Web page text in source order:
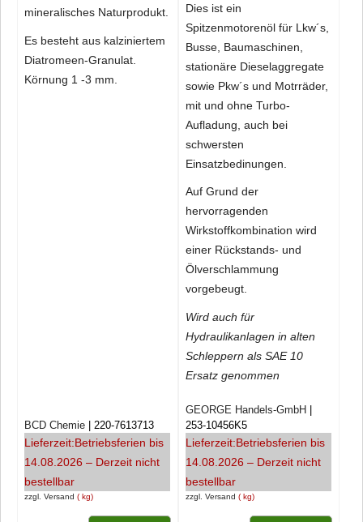
mineralisches Naturprodukt.
Es besteht aus kalziniertem
Diatromeen-Granulat.
Körnung 1 -3 mm.
zzgl. Versand kg
BCD Chemie 220-7613713
Lieferzeit:Betriebsferien bis
14.08.2026 – Derzeit nicht
bestellbar
Dies ist ein
Spitzenmotorenöl für Lkw´s,
Busse, Baumaschinen,
stationäre Dieselaggregate
sowie Pkw´s und Motrräder,
mit und ohne Turbo-
Aufladung, auch bei
schwersten
Einsatzbedinungen.
Auf Grund der
hervorragenden
Wirkstoffkombination wird
einer Rückstands- und
Ölverschlammung
vorgebeugt.
Wird auch für
Hydraulikanlagen in alten
Schleppern als SAE 10
Ersatz genommen
zzgl. Versand kg
GEORGE Handels-GmbH
253-10456K5
Lieferzeit:Betriebsferien bis
14.08.2026 – Derzeit nicht
bestellbar